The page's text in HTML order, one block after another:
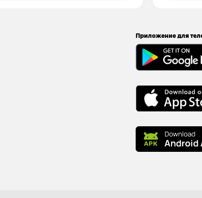
Приложение для